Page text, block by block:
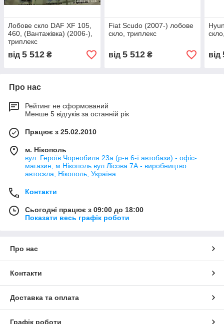
Лобове скло DAF XF 105,
460, (Вантажівка) (2006-),
триплекс
від 5 512 ₴
Fiat Scudo (2007-) лобове
скло, триплекс
від 5 512₴ від
Про нас
Рейтинг не сформований
Менше 5 відгуків за останній рік
Працює з 25.02.2010
м. Нікополь
вул. Героїв Чорнобиля 23а (р-н 6-ї автобази) - офіс-
магазин; м.Нікополь вул.Лісова 7А - виробництво
автоскла, Нікополь, Україна
Контакти
Сьогодні працює з 09:00 до 18:00
Показати весь графік роботи
Про нас
Контакти
Доставка та оплата
Графік роботи